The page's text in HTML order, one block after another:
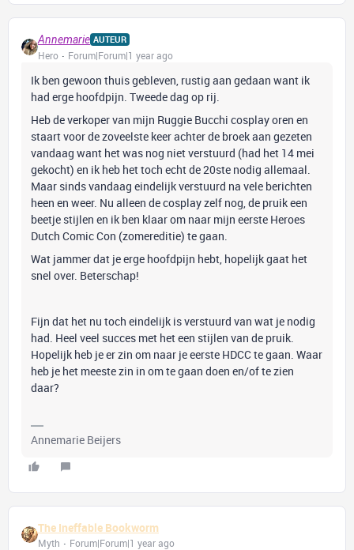
Annemarie AUTEUR
Hero Forum|Forum|1 year ago
Ik ben gewoon thuis gebleven, rustig aan gedaan want ik
had erge hoofdpijn. Tweede dag op rij.
Heb de verkoper van mijn Ruggie Bucchi cosplay oren en
staart voor de zoveelste keer achter de broek aan gezeten
vandaag want het was nog niet verstuurd (had het 14 mei
gekocht) en ik heb het toch echt de 20ste nodig allemaal.
Maar sinds vandaag eindelijk verstuurd na vele berichten
heen en weer. Nu alleen de cosplay zelf nog, de pruik een
beetje stijlen en ik ben klaar om naar mijn eerste Heroes
Dutch Comic Con (zomereditie) te gaan.
Wat jammer dat je erge hoofdpijn hebt, hopelijk gaat het
snel over. Beterschap!
Fijn dat het nu toch eindelijk is verstuurd van wat je nodig
had. Heel veel succes met het een stijlen van de pruik.
Hopelijk heb je er zin om naar je eerste HDCC te gaan. Waar
heb je het meeste zin in om te gaan doen en/of te zien
daar?
Annemarie Beijers
The Ineffable Bookworm
Myth Forum|Forum|1 year ago